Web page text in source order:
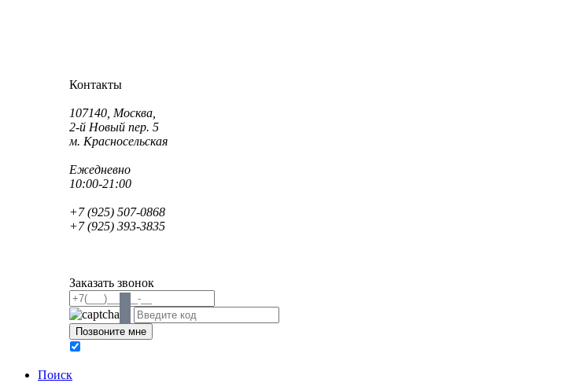
Контакты
107140, Москва,
2-й Новый пер. 5
м. Красносельская
Ежедневно
10:00-21:00
+7 (925) 507-0868
+7 (925) 393-3835
Заказать звонок
Поиск